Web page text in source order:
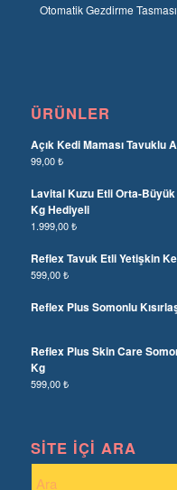
Otomatik Gezdirme Tasması
ÜRÜNLER
Açık Kedi Maması Tavuklu
99,00₺
Lavital Kuzu Etli Orta-
Kg Hediyeli
1.999,00₺
Reflex Tavuk Etli Yetişkin
599,00₺
Reflex Plus Somonlu
Reflex Plus Skin Care
Kg
599,00₺
SITE İÇI ARA